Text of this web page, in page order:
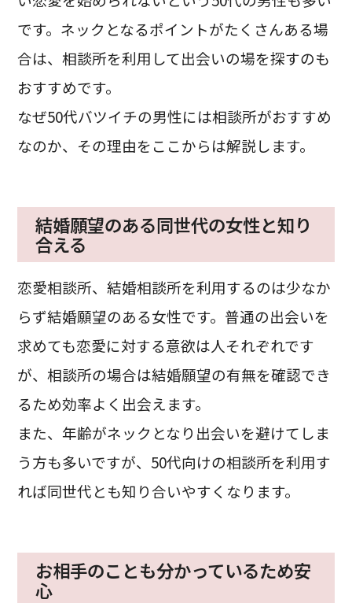
です。ネックとなるポイントがたくさんある場
合は、相談所を利用して出会いの場を探すのも
おすすめです。
なぜ50代バツイチの男性には相談所がおすすめ
なのか、その理由をここからは解説します。
結婚願望のある同世代の女性と知り
合える
恋愛相談所、結婚相談所を利用するのは少なか
らず結婚願望のある女性です。普通の出会いを
求めても恋愛に対する意欲は人それぞれです
が、相談所の場合は結婚願望の有無を確認でき
るため効率よく出会えます。
また、年齢がネックとなり出会いを避けてしま
う方も多いですが、50代向けの相談所を利用す
れば同世代とも知り合いやすくなります。
お相手のことも分かっているため安
心